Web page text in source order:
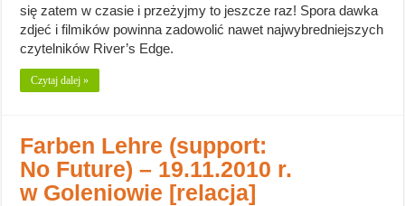
się zatem w czasie i przeżyjmy to jeszcze raz! Spora dawka
zdjeć i filmików powinna zadowolić nawet najwybredniejszych
czytelników River’s Edge.
Czytaj dalej »
Farben Lehre (support:
No Future) – 19.11.2010 r.
w Goleniowie [relacja]